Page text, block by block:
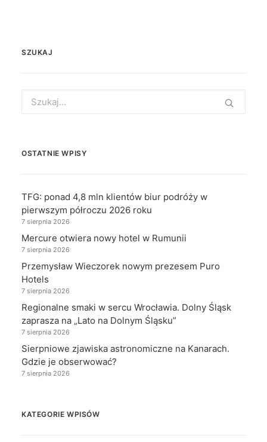
SZUKAJ
for:
OSTATNIE WPISY
TFG: ponad 4,8 mln klientów biur podróży w
pierwszym półroczu 2026 roku
7 sierpnia 2026
Mercure otwiera nowy hotel w Rumunii
7 sierpnia 2026
Przemysław Wieczorek nowym prezesem Puro
Hotels
7 sierpnia 2026
Regionalne smaki w sercu Wrocławia. Dolny Śląsk
zaprasza na „Lato na Dolnym Śląsku”
7 sierpnia 2026
Sierpniowe zjawiska astronomiczne na Kanarach.
Gdzie je obserwować?
7 sierpnia 2026
KATEGORIE WPISÓW